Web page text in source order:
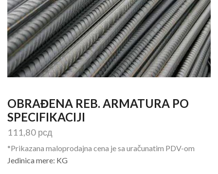
OBRAĐENA REB. ARMATURA PO
SPECIFIKACIJI
111,80 рсд
*Prikazana maloprodajna cena je sa uračunatim PDV-om
Jedinica mere: KG